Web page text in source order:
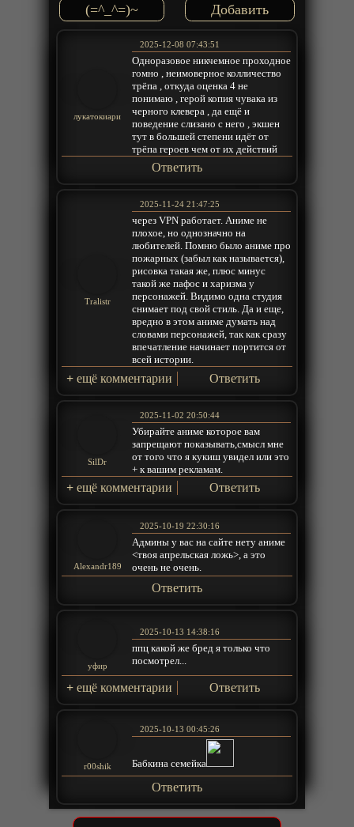
(=^_^=)~
лукатокиари
2025-12-08 07:43:51
Одноразовое никчемное проходное
гомно , неимоверное колличество
трёпа , откуда оценка 4 не
понимаю , герой копия чувака из
черного клевера , да ещё и
поведение слизано с него , экшен
тут в большей степени идёт от
трёпа героев чем от их действий
Ответить
Tralistr
2025-11-24 21:47:25
через VPN работает. Аниме не
плохое, но однозначно на
любителей. Помню было аниме про
пожарных (забыл как называется),
рисовка такая же, плюс минус
такой же пафос и харизма у
персонажей. Видимо одна студия
снимает под свой стиль. Да и еще,
вредно в этом аниме думать над
словами персонажей, так как сразу
впечатление начинает портится от
всей истории.
+ ещё комментарии Ответить
SilDr
2025-11-02 20:50:44
Убирайте аниме которое вам
запрещают показывать,смысл мне
от того что я кукиш увидел или это
+ к вашим рекламам.
+ ещё комментарии Ответить
Alexandr189
2025-10-19 22:30:16
Админы у вас на сайте нету аниме
<твоя апрельская ложь>, а это
очень не очень.
Ответить
уфир
2025-10-13 14:38:16
ппц какой же бред я только что
посмотрел...
+ ещё комментарии Ответить
r00shik
2025-10-13 00:45:26
Бабкина семейка
Ответить